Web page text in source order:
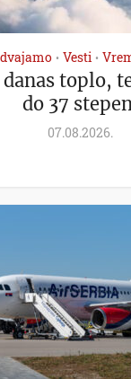
• Vesti •
toplo,
do 37
07.08.2026.